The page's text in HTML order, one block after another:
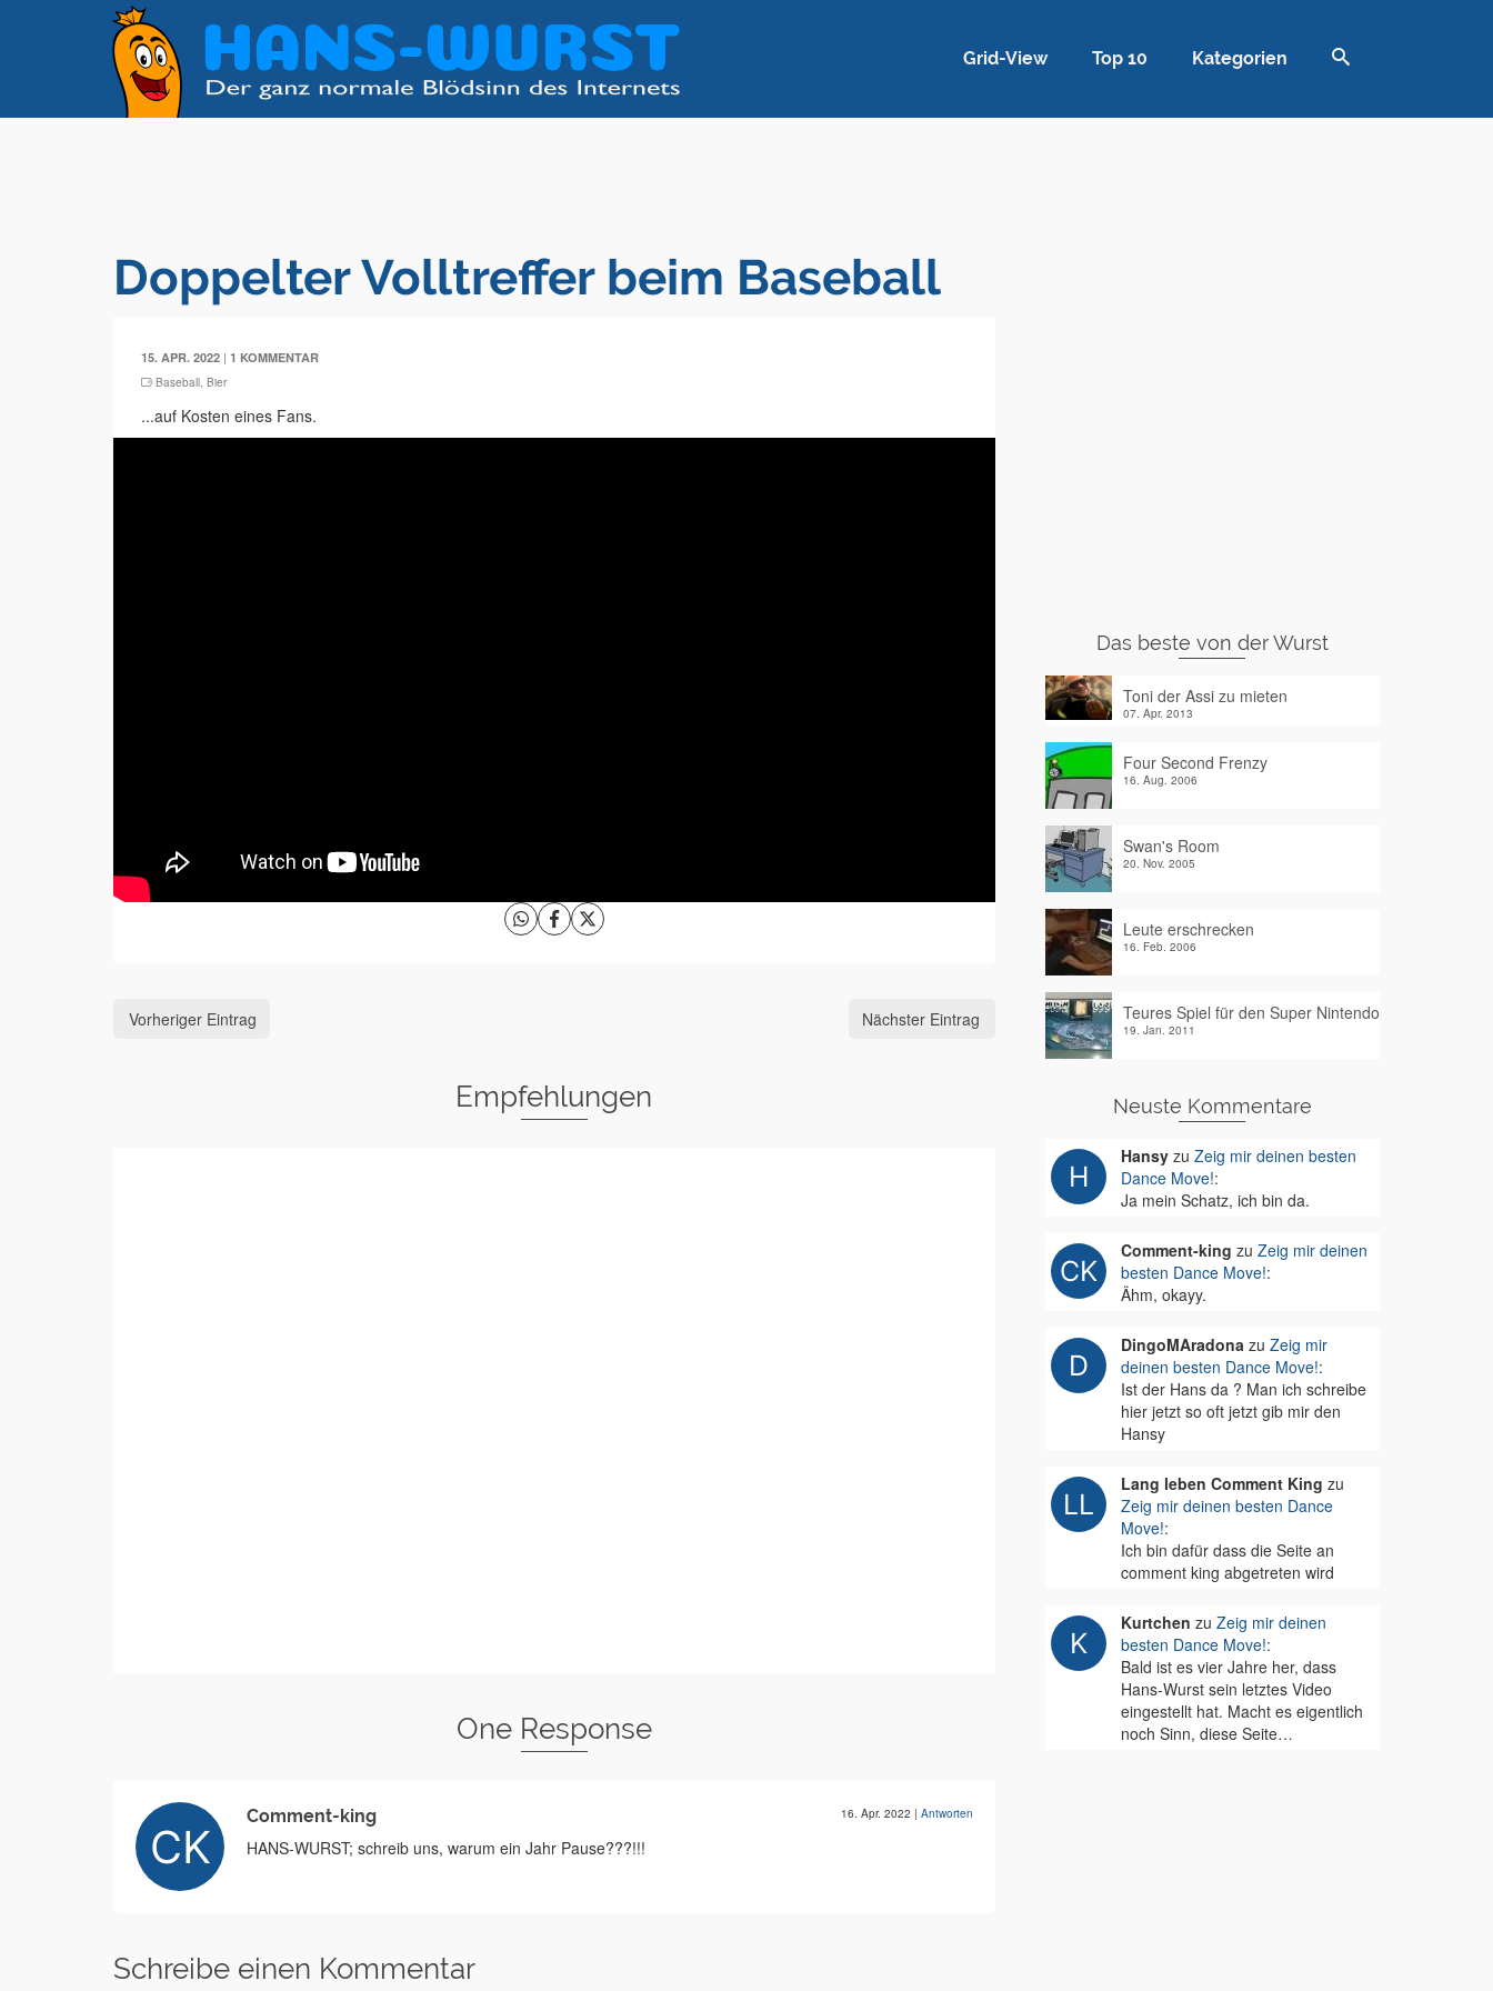
Grid-View Top 10 Kategorien
Doppelter Volltreffer beim Baseball
15. APR. 2022 | 1 KOMMENTAR
Baseball, Bier
...auf Kosten eines Fans.
Vorheriger Eintrag Nächster Eintrag
Empfehlungen
One Response
Comment-king 16. Apr. 2022 | Antworten
HANS-WURST; schreib uns, warum ein Jahr Pause???!!!
Schreibe einen Kommentar
Das beste von der Wurst
Toni der Assi zu mieten
07. Apr. 2013
Four Second Frenzy
16. Aug. 2006
Swan's Room
20. Nov. 2005
Leute erschrecken
16. Feb. 2006
Teures Spiel für den Super Nintendo
19. Jan. 2011
Neuste Kommentare
Hansyzu Zeig mir deinen besten
Dance Move!:
Ja mein Schatz, ich bin da.
Comment-king zu Zeig mir deinen
besten Dance Move!:
Ähm, okayy.
DingoMAradonazu Zeig mir
deinen besten Dance Move!:
Ist der Hans da ? Man ich schreibe
hier jetzt so oft jetzt gib mir den
Hansy
Lang leben Comment King zu
Zeig mir deinen besten Dance
Move!:
Ich bin dafür dass die Seite an
comment king abgetreten wird
Kurtchen zu Zeig mir deinen
besten Dance Move!:
Bald ist es vier Jahre her, dass
Hans-Wurst sein letztes Video
eingestellt hat. Macht es eigentlich
noch Sinn, diese Seite…